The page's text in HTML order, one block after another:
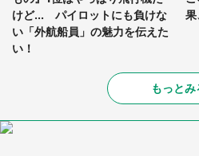
けど... パイロットにも負けな
い「外航船員」の魅力を伝えた
い！
果
もっとみ